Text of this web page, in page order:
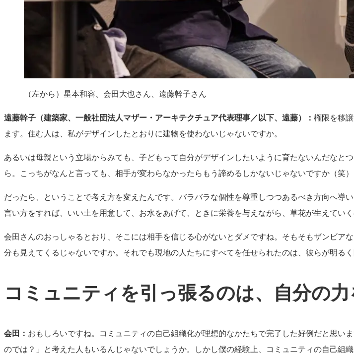
（左から）星本和容、会田大也さん、遠藤幹子さん
遠藤幹子（建築家、一般社団法人マザー・アーキテクチュア代表理事／以下、遠藤）： 権限を移
ます。住む人は、私がデザインしたとおりに建物を使わないじゃないですか。
あるいは母親という立場からみても、子どもって自分がデザインしたいように育たないんだな
ら。こっちがなんと言っても、相手が変わらなかったらもう諦めるしかないじゃないですか（笑）
だったら、ということで考え方を変えたんです。バラバラな個性を尊重しつつあるべき方向へ
言い方をすれば、いい土を用意して、お水をあげて、ときに栄養を与えながら、草花が生えてい
会田さんのおっしゃるとおり、そこには相手を信じる心がないとダメですね。そもそもザンビア
分も見えてくるじゃないですか。それでも現地の人たちにすべてを任せられたのは、彼らが明る
コミュニティを引っ張るのは、自分の
会田： おもしろいですね。コミュニティの自己組織化が理想的なかたちで完了した好例だと思い
のでは？」と考えた人もいるんじゃないでしょうか。しかし僕の経験上、コミュニティの自己組